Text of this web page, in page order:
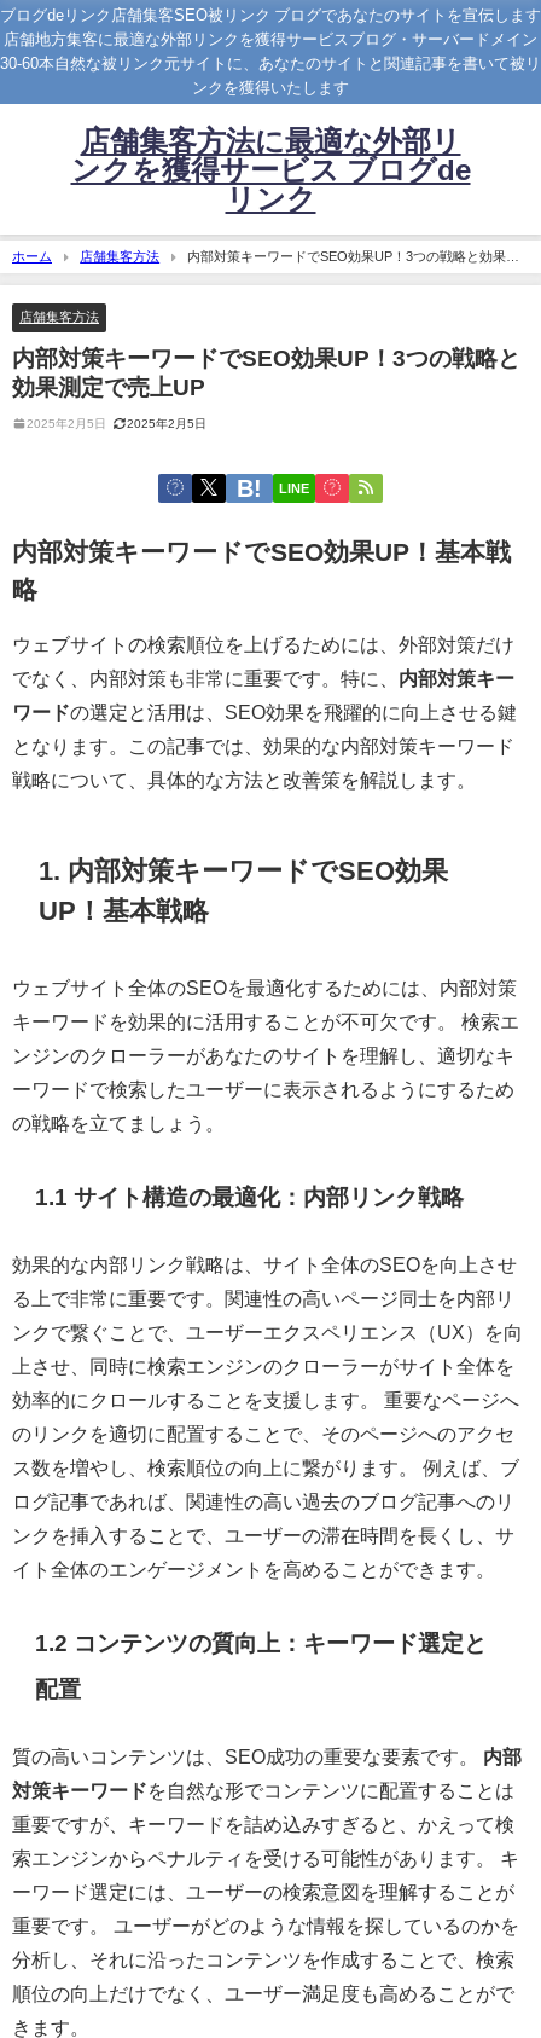
ブログdeリンク店舗集客SEO被リンク ブログであなたのサイトを宣伝します
店舗地方集客に最適な外部リンクを獲得サービスブログ・サーバードメイン
30-60本自然な被リンク元サイトに、あなたのサイトと関連記事を書いて被リ
ンクを獲得いたします
店舗集客方法に最適な外部リ
ンクを獲得サービス ブログde
リンク
ホーム 店舗集客方法
内部対策キーワードでSEO効果UP！3つの戦略と効果測
定で売上UP
店舗集客方法
内部対策キーワードでSEO効果UP！3つの戦略と
効果測定で売上UP
2025年2月5日 2025年2月5日
LINE
内部対策キーワードでSEO効果UP！基本戦
略
ウェブサイトの検索順位を上げるためには、外部対策だけ
でなく、内部対策も非常に重要です。特に、 内部対策キー
ワードの選定と活用は、SEO効果を飛躍的に向上させる鍵
となります。この記事では、効果的な内部対策キーワード
戦略について、具体的な方法と改善策を解説します。
1. 内部対策キーワードでSEO効果
UP！基本戦略
ウェブサイト全体のSEOを最適化するためには、内部対策
キーワードを効果的に活用することが不可欠です。 検索エ
ンジンのクローラーがあなたのサイトを理解し、適切なキ
ーワードで検索したユーザーに表示されるようにするため
の戦略を立てましょう。
1.1 サイト構造の最適化：内部リンク戦略
効果的な内部リンク戦略は、サイト全体のSEOを向上させ
る上で非常に重要です。関連性の高いページ同士を内部リ
ンクで繋ぐことで、ユーザーエクスペリエンス（UX）を向
上させ、同時に検索エンジンのクローラーがサイト全体を
効率的にクロールすることを支援します。 重要なページへ
のリンクを適切に配置することで、そのページへのアクセ
ス数を増やし、検索順位の向上に繋がります。 例えば、ブ
ログ記事であれば、関連性の高い過去のブログ記事へのリ
ンクを挿入することで、ユーザーの滞在時間を長くし、サ
イト全体のエンゲージメントを高めることができます。
1.2 コンテンツの質向上：キーワード選定と
配置
質の高いコンテンツは、SEO成功の重要な要素です。 内部
対策キーワードを自然な形でコンテンツに配置することは
重要ですが、キーワードを詰め込みすぎると、かえって検
索エンジンからペナルティを受ける可能性があります。 キ
ーワード選定には、ユーザーの検索意図を理解することが
重要です。 ユーザーがどのような情報を探しているのかを
分析し、それに沿ったコンテンツを作成することで、検索
順位の向上だけでなく、ユーザー満足度も高めることがで
きます。